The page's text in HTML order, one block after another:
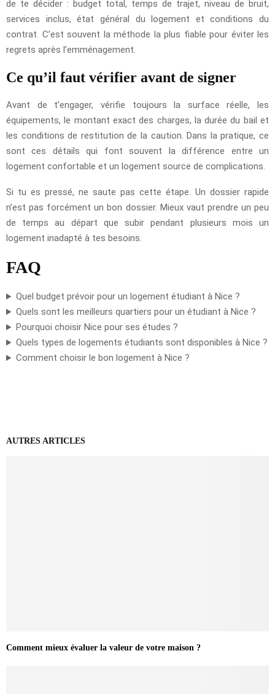
de te décider : budget total, temps de trajet, niveau de bruit,
services inclus, état général du logement et conditions du
contrat. C’est souvent la méthode la plus fiable pour éviter les
regrets après l’emménagement.
Ce qu’il faut vérifier avant de signer
Avant de t’engager, vérifie toujours la surface réelle, les
équipements, le montant exact des charges, la durée du bail et
les conditions de restitution de la caution. Dans la pratique, ce
sont ces détails qui font souvent la différence entre un
logement confortable et un logement source de complications.
Si tu es pressé, ne saute pas cette étape. Un dossier rapide
n’est pas forcément un bon dossier. Mieux vaut prendre un peu
de temps au départ que subir pendant plusieurs mois un
logement inadapté à tes besoins.
FAQ
Quel budget prévoir pour un logement étudiant à Nice ?
Quels sont les meilleurs quartiers pour un étudiant à Nice ?
Pourquoi choisir Nice pour ses études ?
Quels types de logements étudiants sont disponibles à Nice ?
Comment choisir le bon logement à Nice ?
AUTRES ARTICLES
Comment mieux évaluer la valeur de votre maison ?